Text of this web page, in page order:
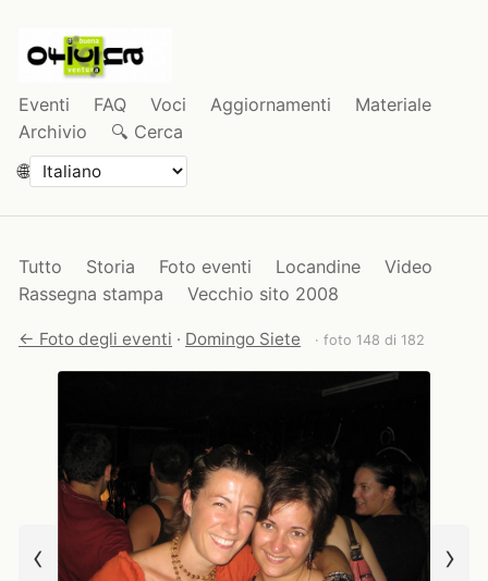
Eventi FAQ Voci Aggiornamenti
Materiale
Archivio
🔍 Cerca
🌐
Tutto Storia Foto eventi Locandine
Video
Rassegna stampa
Vecchio sito 2008
← Foto degli eventi · Domingo Siete · foto 148 di 182
‹ ›